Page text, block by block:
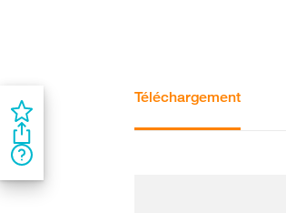
Téléchargement